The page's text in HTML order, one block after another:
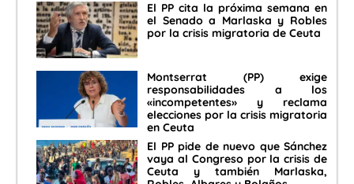
El PP cita la próxima semana en
el Senado a Marlaska y Robles
por la crisis migratoria de Ceuta
Montserrat (PP) exige
responsabilidades a los
«incompetentes» y reclama
elecciones por la crisis migratoria
en Ceuta
El PP pide de nuevo que Sánchez
vaya al Congreso por la crisis de
Ceuta y también Marlaska,